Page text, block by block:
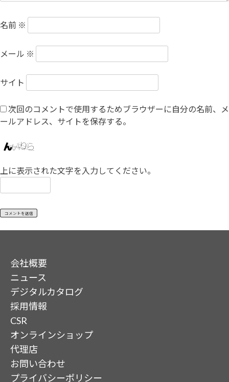
名前 ※
メール ※
サイト
次回のコメントで使用するためブラウザーに自分の名前、メ
ールアドレス、サイトを保存する。
上に表示された文字を入力してください。
会社概要
ニュース
デジタルカタログ
採用情報
CSR
オンラインショップ
代理店
お問い合わせ
プライバシーポリシー